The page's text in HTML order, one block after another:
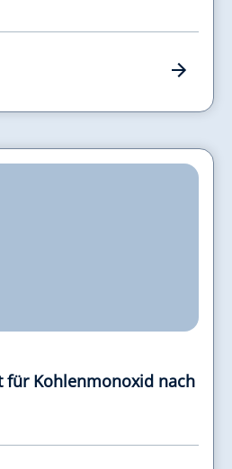
für Kohlenmonoxid nach